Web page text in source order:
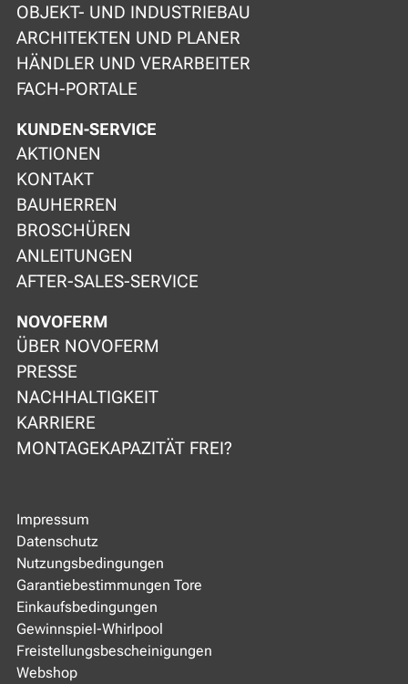
OBJEKT- UND INDUSTRIEBAU
ARCHITEKTEN UND PLANER
HÄNDLER UND VERARBEITER
FACH-PORTALE
KUNDEN-SERVICE
AKTIONEN
KONTAKT
BAUHERREN
BROSCHÜREN
ANLEITUNGEN
AFTER-SALES-SERVICE
NOVOFERM
ÜBER NOVOFERM
PRESSE
NACHHALTIGKEIT
KARRIERE
MONTAGEKAPAZITÄT FREI?
Impressum
Datenschutz
Nutzungsbedingungen
Garantiebestimmungen Tore
Einkaufsbedingungen
Gewinnspiel-Whirlpool
Freistellungsbescheinigungen
Webshop